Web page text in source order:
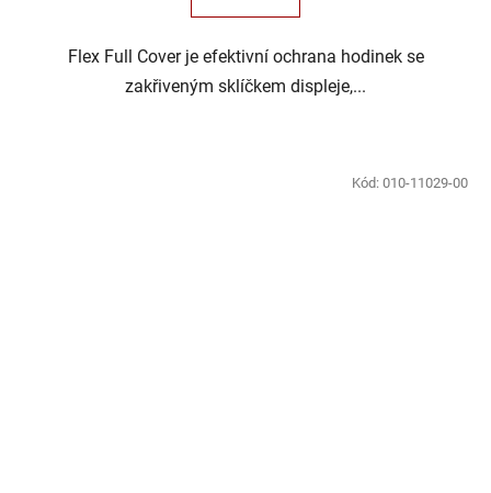
Flex Full Cover je efektivní ochrana hodinek se
zakřiveným sklíčkem displeje,...
Kód: 010-11029-00